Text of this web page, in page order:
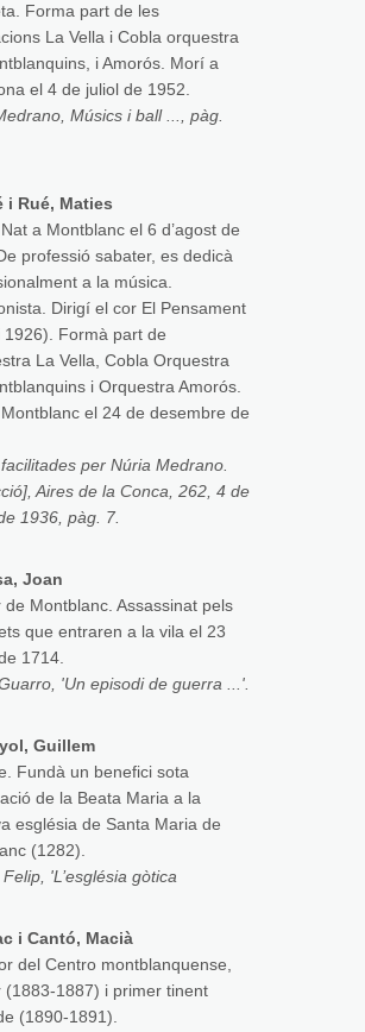
Forma part de les
La Vella i Cobla orquestra
i Amorós. Morí a
el 4 de juliol de 1952.
Músics i ball ..., pàg.
i Rué, Maties
a Montblanc el 6 d’agost de
professió sabater, es dedicà
a la música.
Dirigí el cor El Pensament
1926). Formà part de
La Vella, Cobla Orquestra
i Orquestra Amorós.
el 24 de desembre de
per Núria Medrano.
Aires de la Conca, 262, 4 de
1936, pàg. 7.
Joan
de Montblanc. Assassinat pels
que entraren a la vila el 23
1714.
'Un episodi de guerra ...'.
Guillem
Fundà un benefici sota
de la Beata Maria a la
església de Santa Maria de
(1282).
'L’església gòtica
i Cantó, Macià
del Centro montblanquense,
(1883-1887) i primer tinent
(1890-1891).